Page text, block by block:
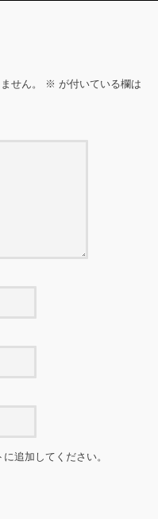
せん。 ※ が付いている欄は
追加してください。